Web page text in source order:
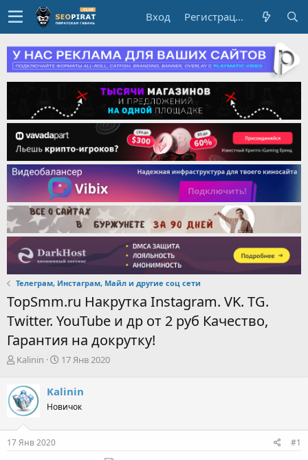
Вход Регистрация
Телеграм, Инстаграм, Майл и другие соц сети
TopSmm.ru Накрутка Instagram. VK. TG.
Twitter. YouTube и др от 2 руб Качество,
Гарантия на докрутку!
А
т
о
р
е
м
Kalinin
Д
а
н
ч
17 Янв 2020
Kalinin
Новичок
17 Янв 2020 #1